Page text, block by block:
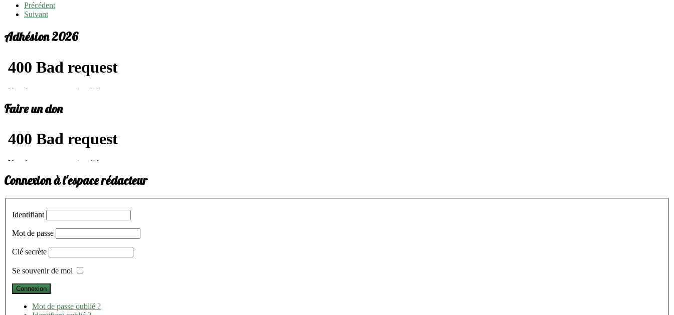
Précédent
Suivant
Adhésion 2026
Faire un don
Connexion à l'espace rédacteur
Identifiant
Mot de passe
Clé secrète
Se souvenir de moi
Mot de passe oublié ?